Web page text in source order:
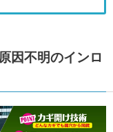
因不明のインロ